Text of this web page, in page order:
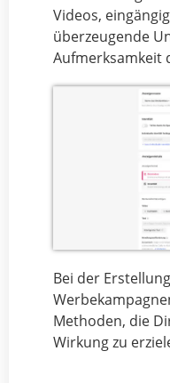
Videos,
überzeugende
Aufmerksamkeit
Bei der
Methoden, die
Wirkung zu